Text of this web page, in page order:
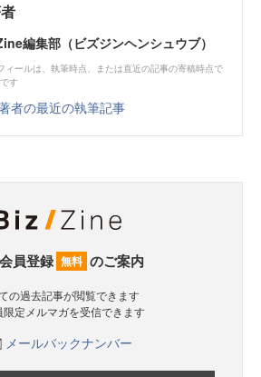
編集部（ビズジンヘンシュウブ）
ィールは、執筆時点、または直近の記事の寄稿時点で
す
者の最近の執筆記事
員登録 無料 のご案内
の過去記事が閲覧できます
限定メルマガを受信できます
メールバックナンバー